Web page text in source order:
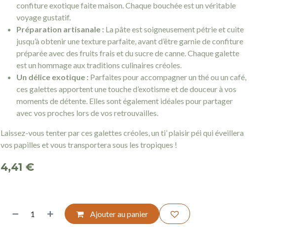
confiture exotique faite maison. Chaque bouchée est un véritable
voyage gustatif.
Préparation artisanale : La pâte est soigneusement pétrie et cuite
jusqu’à obtenir une texture parfaite, avant d’être garnie de confiture
préparée avec des fruits frais et du sucre de canne. Chaque galette
est un hommage aux traditions culinaires créoles.
Un délice exotique : Parfaites pour accompagner un thé ou un café,
ces galettes apportent une touche d’exotisme et de douceur à vos
moments de détente. Elles sont également idéales pour partager
avec vos proches lors de vos retrouvailles.
Laissez-vous tenter par ces galettes créoles, un ti’ plaisir péi qui éveillera
vos papilles et vous transportera sous les tropiques !
4,41 €
Ajouter au panier